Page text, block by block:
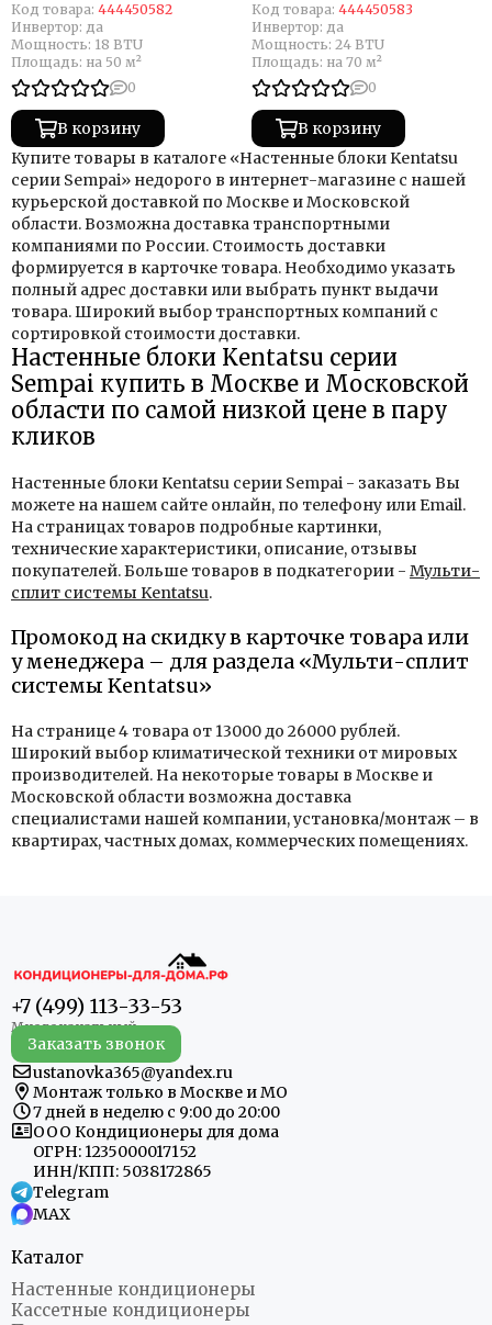
Код товара: 444450582
Инвертор: да
Мощность: 18 BTU
Площадь: на 50 м²
0
В корзину
Код товара: 444450583
Инвертор: да
Мощность: 24 BTU
Площадь: на 70 м²
0
В корзину
Купите товары в каталоге «Настенные блоки Kentatsu
серии Sempai» недорого в интернет-магазине с нашей
курьерской доставкой по Москве и Московской
области. Возможна доставка транспортными
компаниями по России. Стоимость доставки
формируется в карточке товара. Необходимо указать
полный адрес доставки или выбрать пункт выдачи
товара. Широкий выбор транспортных компаний с
сортировкой стоимости доставки.
Настенные блоки Kentatsu серии
Sempai купить в Москве и Московской
области по самой низкой цене в пару
кликов
Настенные блоки Kentatsu серии Sempai - заказать Вы
можете на нашем сайте онлайн, по телефону или Email.
На страницах товаров подробные картинки,
технические характеристики, описание, отзывы
покупателей. Больше товаров в подкатегории - Мульти-
сплит системы Kentatsu.
Промокод на скидку в карточке товара или
у менеджера – для раздела «Мульти-сплит
системы Kentatsu»
На странице 4 товара от 13000 до 26000 рублей.
Широкий выбор климатической техники от мировых
производителей. На некоторые товары в Москве и
Московской области возможна доставка
специалистами нашей компании, установка/монтаж – в
квартирах, частных домах, коммерческих помещениях.
+7 (499) 113-33-53
Заказать звонок
ustanovka365@yandex.ru
Монтаж только в Москве и МО
7 дней в неделю с 9:00 до 20:00
ООО Кондиционеры для дома
ОГРН: 1235000017152
ИНН/КПП: 5038172865
Telegram
MAX
Каталог
Настенные кондиционеры
Кассетные кондиционеры